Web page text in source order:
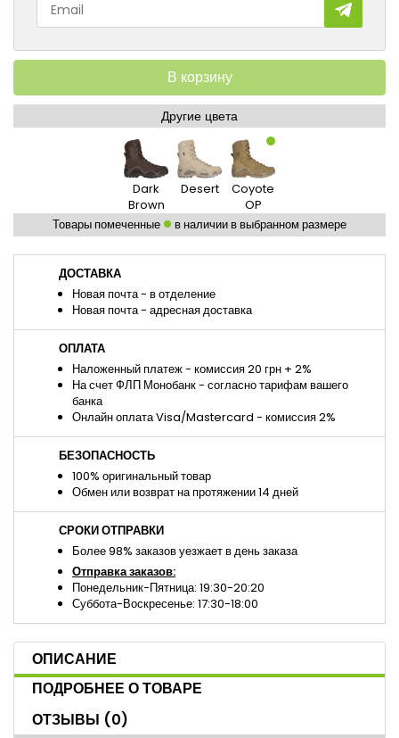
В корзину
Другие цвета
Dark
Brown
Desert
Coyote
OP
Товары помеченные
в наличии в выбранном размере
ДОСТАВКА
Новая почта - в отделение
Новая почта - адресная доставка
ОПЛАТА
Наложенный платеж - комиссия 20 грн + 2%
На счет ФЛП Монобанк - согласно тарифам вашего
банка
Онлайн оплата Visa/Mastercard - комиссия 2%
БЕЗОПАСНОСТЬ
100% оригинальный товар
Обмен или возврат на протяжении 14 дней
СРОКИ ОТПРАВКИ
Более 98% заказов уезжает в день заказа
Отправка заказов:
Понедельник-Пятница: 19:30-20:20
Суббота-Воскресенье: 17:30-18:00
ОПИСАНИЕ
ПОДРОБНЕЕ О ТОВАРЕ
ОТЗЫВЫ (0)